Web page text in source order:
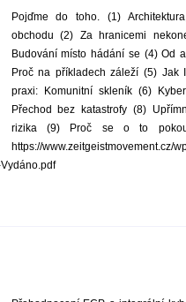
Pojďme do toho. (1)
obchodu (2) Za hranicemi
Budování místo hádání se (4) Od
Proč na příkladech záleží (5) Jak
praxi: Komunitní skleník (6)
Přechod bez katastrofy (8)
rizika (9) Proč se o to
https://www.zeitgeistmovement.cz/